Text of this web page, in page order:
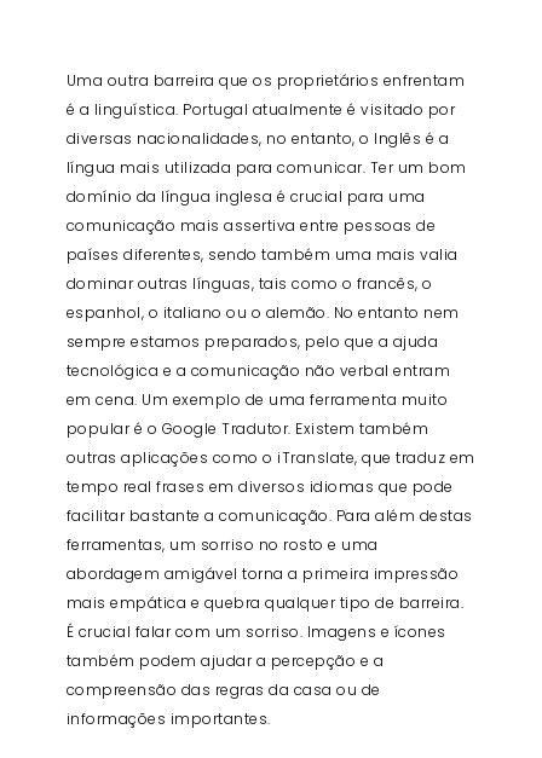
Uma outra barreira que os proprietários enfrentam
é a linguística. Portugal atualmente é visitado por
diversas nacionalidades, no entanto, o Inglês é a
língua mais utilizada para comunicar. Ter um bom
domínio da língua inglesa é crucial para uma
comunicação mais assertiva entre pessoas de
países diferentes, sendo também uma mais valia
dominar outras línguas, tais como o francês, o
espanhol, o italiano ou o alemão. No entanto nem
sempre estamos preparados, pelo que a ajuda
tecnológica e a comunicação não verbal entram
em cena. Um exemplo de uma ferramenta muito
popular é o Google Tradutor. Existem também
outras aplicações como o iTranslate, que traduz em
tempo real frases em diversos idiomas que pode
facilitar bastante a comunicação. Para além destas
ferramentas, um sorriso no rosto e uma
abordagem amigável torna a primeira impressão
mais empática e quebra qualquer tipo de barreira.
É crucial falar com um sorriso. Imagens e ícones
também podem ajudar a percepção e a
compreensão das regras da casa ou de
informações importantes.